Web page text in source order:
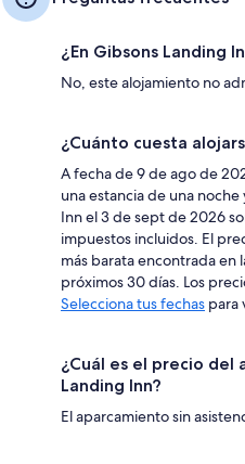
¿En Gibsons Landing
No, este alojamiento no
¿Cuánto cuesta
A fecha de 9 de ago de
una estancia de una
Inn el 3 de sept de 2026
impuestos incluidos. El
más barata encontrada en
próximos 30 días. Los
Selecciona tus fechas para
¿Cuál es el precio del
Landing Inn?
El aparcamiento sin